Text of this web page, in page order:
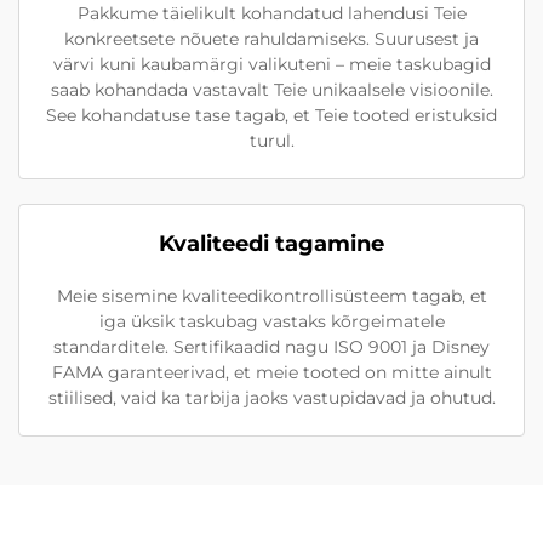
Pakkume täielikult kohandatud lahendusi Teie
konkreetsete nõuete rahuldamiseks. Suurusest ja
värvi kuni kaubamärgi valikuteni – meie taskubagid
saab kohandada vastavalt Teie unikaalsele visioonile.
See kohandatuse tase tagab, et Teie tooted eristuksid
turul.
Kvaliteedi tagamine
Meie sisemine kvaliteedikontrollisüsteem tagab, et
iga üksik taskubag vastaks kõrgeimatele
standarditele. Sertifikaadid nagu ISO 9001 ja Disney
FAMA garanteerivad, et meie tooted on mitte ainult
stiilised, vaid ka tarbija jaoks vastupidavad ja ohutud.